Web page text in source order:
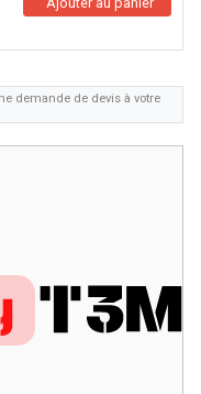
demande de devis à votre